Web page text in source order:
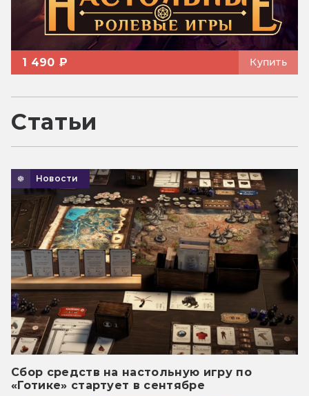
1 490 ₽ Купить
Статьи
Новости
Сбор средств на настольную игру по
«Готике» стартует в сентябре